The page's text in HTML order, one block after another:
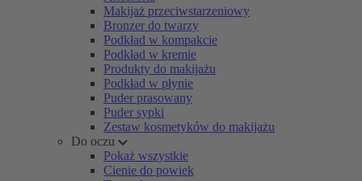
Makijaż przeciwstarzeniowy
Bronzer do twarzy
Podkład w kompakcie
Podkład w kremie
Produkty do makijażu
Podkład w płynie
Puder prasowany
Puder sypki
Zestaw kosmetyków do makijażu
Do oczu
Pokaż wszystkie
Cienie do powiek